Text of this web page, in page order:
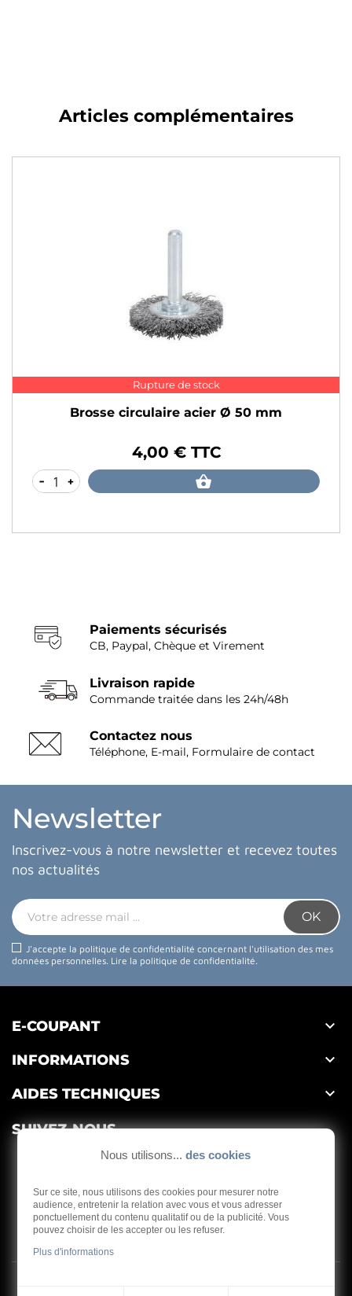
Articles complémentaires
Rupture de stock
Brosse circulaire acier Ø 50 mm
4,00 € TTC
- +
Paiements sécurisés
CB, Paypal, Chèque et Virement
Livraison rapide
Commande traitée dans les 24h/48h
Contactez nous
Téléphone, E-mail, Formulaire de contact
Newsletter
Inscrivez-vous à notre newsletter et recevez toutes
nos actualités
J'accepte la politique de confidentialité concernant l'utilisation des mes
données personnelles. Lire la politique de confidentialité.
E-COUPANT 
INFORMATIONS 
AIDES TECHNIQUES 
SUIVEZ-NOUS
Depuis 1959
Nous utilisons... des cookies
Sur ce site, nous utilisons des cookies pour mesurer notre
audience, entretenir la relation avec vous et vous adresser
ponctuellement du contenu qualitatif ou de la publicité. Vous
pouvez choisir de les accepter ou les refuser.
Plus d'informations